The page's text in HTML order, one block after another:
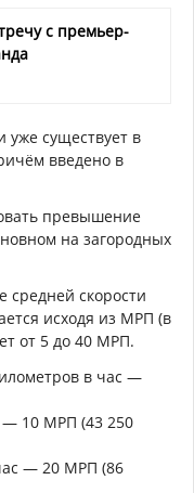
с премьер-
уже существует в
введено в
превышение
на загородных
скорости
исходя из МРП (в
от 5 до 40 МРП.
в час —
— 10 МРП (43 250
— 20 МРП (86